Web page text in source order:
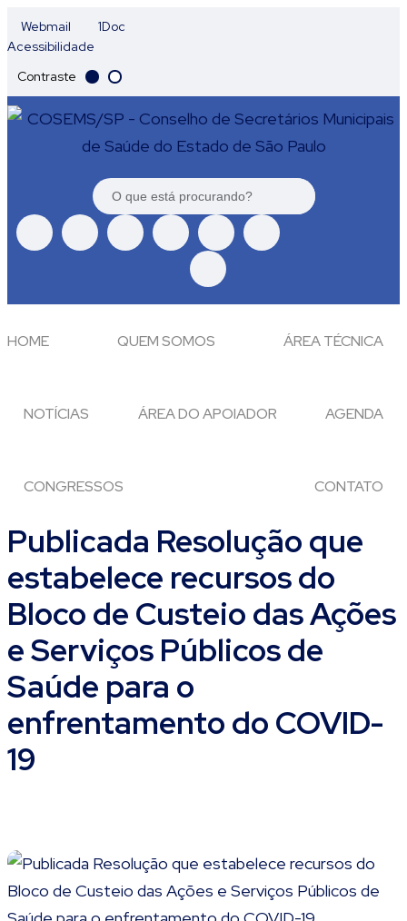
Webmail
1Doc
Acessibilidade
Contraste
HOME QUEM SOMOS ÁREA TÉCNICA
NOTÍCIAS ÁREA DO APOIADOR AGENDA
CONGRESSOS CONTATO
Publicada Resolução que
estabelece recursos do
Bloco de Custeio das Ações
e Serviços Públicos de
Saúde para o
enfrentamento do COVID-
19